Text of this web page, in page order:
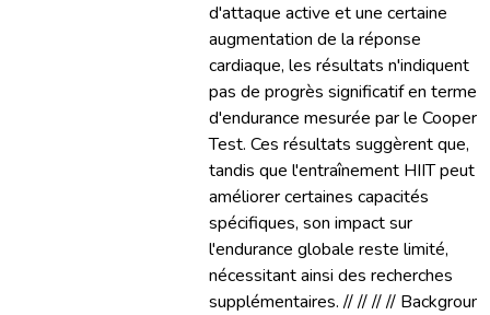
d'attaque active et une certaine
augmentation de la réponse
cardiaque, les résultats n'indiquent
pas de progrès significatif en termes
d'endurance mesurée par le Cooper
Test. Ces résultats suggèrent que,
tandis que l'entraînement HIIT peut
améliorer certaines capacités
spécifiques, son impact sur
l'endurance globale reste limité,
nécessitant ainsi des recherches
supplémentaires. // // // //